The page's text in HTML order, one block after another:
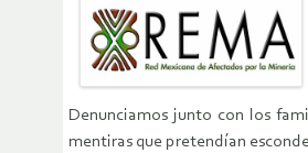
Denunciamos junto con los
mentiras que pretendían